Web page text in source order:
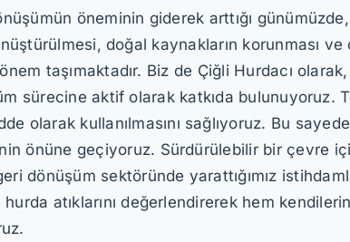
öneminin giderek arttığı günümüzde,
doğal kaynakların korunması ve
taşımaktadır. Biz de Çiğli Hurdacı
sürecine aktif olarak katkıda bulunuyoruz.
olarak kullanılmasını sağlıyoruz. Bu
önüne geçiyoruz. Sürdürülebilir bir çevre
dönüşüm sektöründe yarattığımız
atıklarını değerlendirerek hem